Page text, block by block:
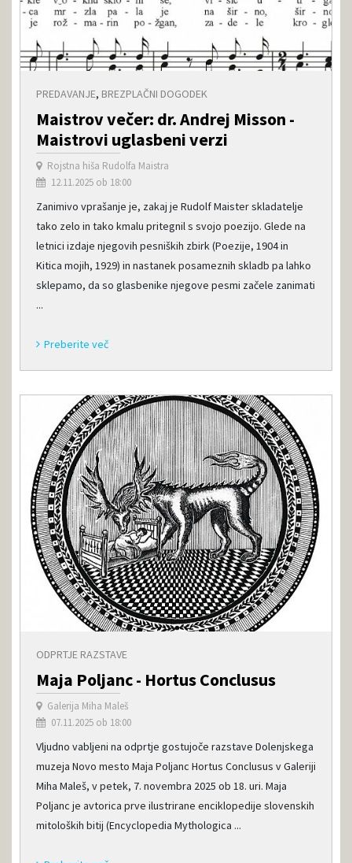
PREDAVANJE, BREZPLAČNI DOGODEK
Maistrov večer: dr. Andrej Misson -
Maistrovi uglasbeni verzi
Rojstna hiša Rudolfa Maistra
12.11.2025 ob 18:00
Zanimivo vprašanje je, zakaj je Rudolf Maister skladatelje
tako zelo in tako kmalu pritegnil s svojo poezijo. Glede na
letnici izdaje njegovih pesniških zbirk (Poezije, 1904 in
Kitica mojih, 1929) in nastanek posameznih skladb pa lahko
sklepamo, da so glasbenike njegove pesmi začele zanimati
...
Preberite več
ODPRTJE RAZSTAVE
Maja Poljanc - Hortus Conclusus
Galerija Miha Maleš
07.11.2025 ob 18:00
Vljudno vabljeni na odprtje gostujoče razstave Dolenjskega
muzeja Novo mesto Maja Poljanc Hortus Conclusus v Galeriji
Miha Maleš, v petek, 7. novembra 2025 ob 18. uri. Maja
Poljanc je avtorica prve ilustrirane enciklopedije slovenskih
mitoloških bitij (Encyclopedia Mythologica ...